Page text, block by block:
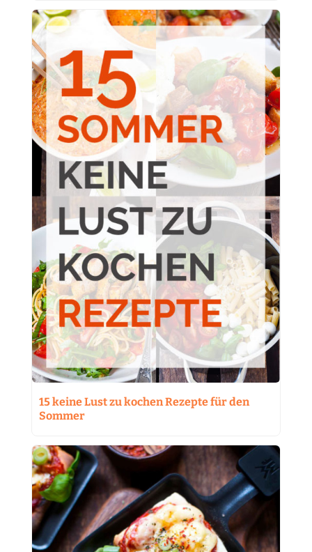
15 keine Lust zu kochen Rezepte für den
Sommer